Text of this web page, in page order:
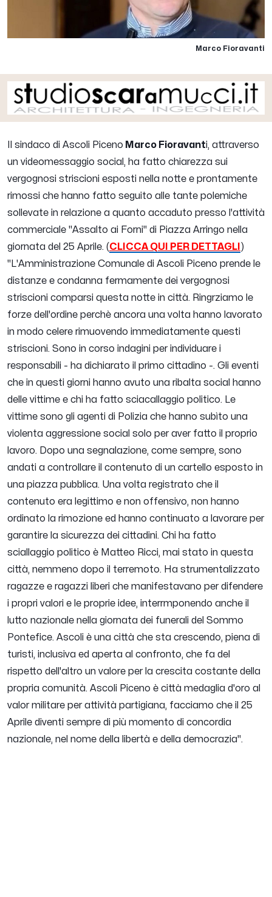
Marco Fioravanti
Il sindaco di Ascoli Piceno Marco Fioravanti, attraverso
un videomessaggio social, ha fatto chiarezza sui
vergognosi striscioni esposti nella notte e prontamente
rimossi che hanno fatto seguito alle tante polemiche
sollevate in relazione a quanto accaduto presso l'attività
commerciale "Assalto ai Forni" di Piazza Arringo nella
giornata del 25 Aprile. (CLICCA QUI PER DETTAGLI )
" L'Amministrazione Comunale di Ascoli Piceno prende le
distanze e condanna fermamente dei vergognosi
striscioni comparsi questa notte in città. Ringrziamo le
forze dell'ordine perchè ancora una volta hanno lavorato
in modo celere rimuovendo immediatamente questi
striscioni. Sono in corso indagini per individuare i
responsabili - ha dichiarato il primo cittadino -. Gli eventi
che in questi giorni hanno avuto una ribalta social hanno
delle vittime e chi ha fatto sciacallaggio politico. Le
vittime sono gli agenti di Polizia che hanno subìto una
violenta aggressione social solo per aver fatto il proprio
lavoro. Dopo una segnalazione, come sempre, sono
andati a controllare il contenuto di un cartello esposto in
una piazza pubblica. Una volta registrato che il
contenuto era legittimo e non offensivo, non hanno
ordinato la rimozione ed hanno continuato a lavorare per
garantire la sicurezza dei cittadini. Chi ha fatto
sciallaggio politico è Matteo Ricci, mai stato in questa
città, nemmeno dopo il terremoto. Ha strumentalizzato
ragazze e ragazzi liberi che manifestavano per difendere
i propri valori e le proprie idee, interrmponendo anche il
lutto nazionale nella giornata dei funerali del Sommo
Pontefice. Ascoli è una città che sta crescendo, piena di
turisti, inclusiva ed aperta al confronto, che fa del
rispetto dell'altro un valore per la crescita costante della
propria comunità. Ascoli Piceno è città medaglia d'oro al
valor militare per attività partigiana, facciamo che il 25
Aprile diventi sempre di più momento di concordia
nazionale, nel nome della libertà e della democrazia".